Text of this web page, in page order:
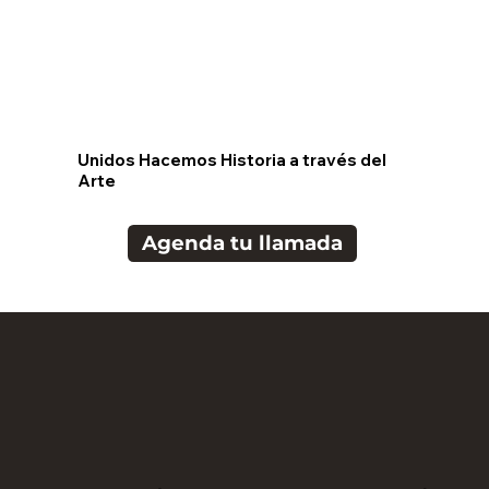
Unidos Hacemos Historia a través del
Arte
Agenda tu llamada